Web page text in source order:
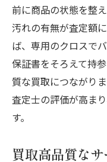
前に商品の状態を整
汚れの有無が査定額
ば、専用のクロスで
保証書をそろえて持
質な買取につながり
査定士の評価が高ま
す。
買取高品質な